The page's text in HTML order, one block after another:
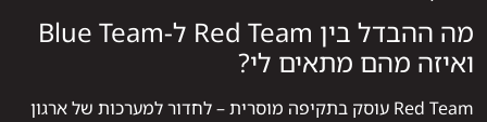
מה ההבדל בין Red Team ל-Blue Team
ואיזה מהם מתאים לי?
Red Team עוסק בתקיפה מוסרית – לחדור למערכות של ארגון